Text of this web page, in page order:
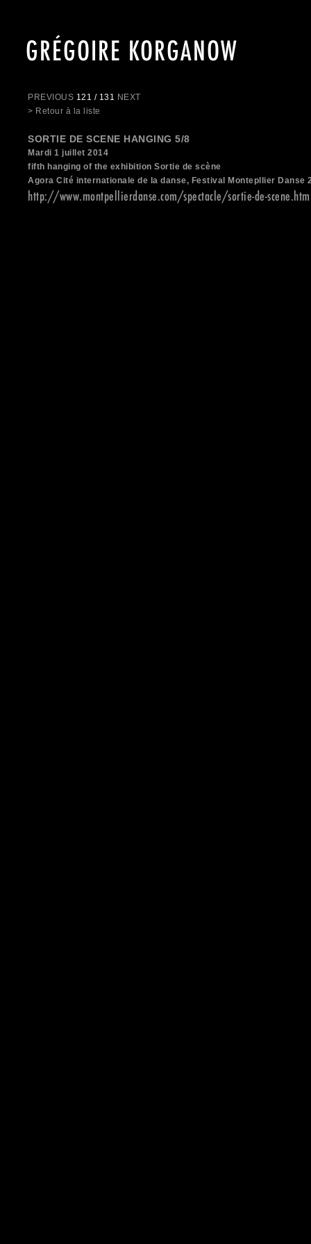
GRÉGOIRE KORGANOW
PREVIOUS 121 / 131 NEXT
> Retour à la liste
SORTIE DE SCENE HANGING 5/8
Mardi 1 juillet 2014
fifth hanging of the exhibition Sortie de scène
Agora Cité internationale de la danse, Festival Montepllier Danse
http://www.montpellierdanse.com/spectacle/sortie-de-